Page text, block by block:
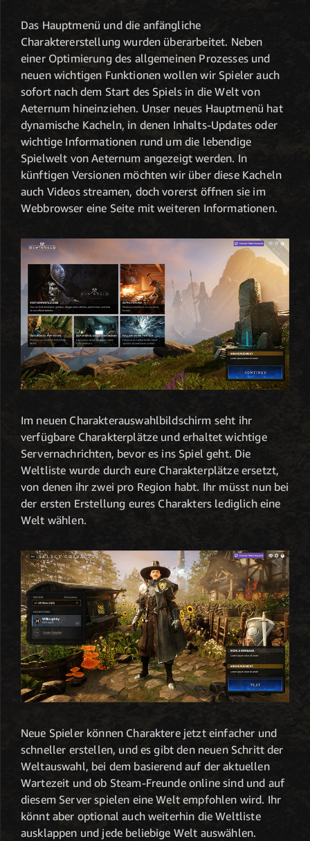
Das Hauptmenü und die anfängliche
Charaktererstellung wurden überarbeitet. Neben
einer Optimierung des allgemeinen Prozesses und
neuen wichtigen Funktionen wollen wir Spieler auch
sofort nach dem Start des Spiels in die Welt von
Aeternum hineinziehen. Unser neues Hauptmenü hat
dynamische Kacheln, in denen Inhalts-Updates oder
wichtige Informationen rund um die lebendige
Spielwelt von Aeternum angezeigt werden. In
künftigen Versionen möchten wir über diese Kacheln
auch Videos streamen, doch vorerst öffnen sie im
Webbrowser eine Seite mit weiteren Informationen.
Im neuen Charakterauswahlbildschirm seht ihr
verfügbare Charakterplätze und erhaltet wichtige
Servernachrichten, bevor es ins Spiel geht. Die
Weltliste wurde durch eure Charakterplätze ersetzt,
von denen ihr zwei pro Region habt. Ihr müsst nun bei
der ersten Erstellung eures Charakters lediglich eine
Welt wählen.
Neue Spieler können Charaktere jetzt einfacher und
schneller erstellen, und es gibt den neuen Schritt der
Weltauswahl, bei dem basierend auf der aktuellen
Wartezeit und ob Steam-Freunde online sind und auf
diesem Server spielen eine Welt empfohlen wird. Ihr
könnt aber optional auch weiterhin die Weltliste
ausklappen und jede beliebige Welt auswählen.